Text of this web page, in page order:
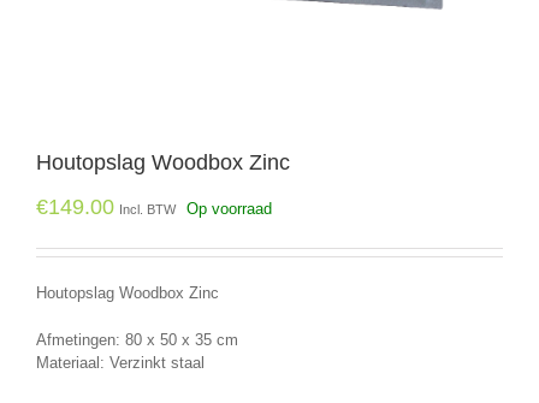
Houtopslag Woodbox Zinc
€149.00 Incl. BTW Op voorraad
Houtopslag Woodbox Zinc
Afmetingen: 80 x 50 x 35 cm
Materiaal: Verzinkt staal